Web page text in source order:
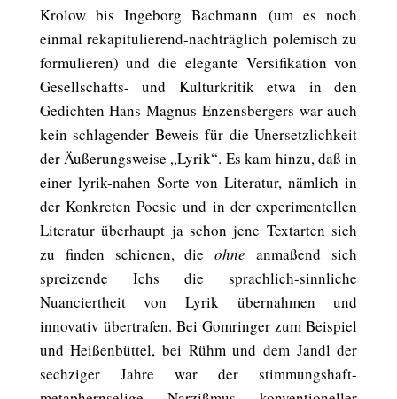
Krolow bis Ingeborg Bachmann (um es noch
einmal rekapitulierend-nachträglich polemisch zu
formulieren) und die elegante Versifikation von
Gesellschafts- und Kulturkritik etwa in den
Gedichten Hans Magnus Enzensbergers war auch
kein schlagender Beweis für die Unersetzlichkeit
der Äußerungsweise „Lyrik“. Es kam hinzu, daß in
einer lyrik-nahen Sorte von Literatur, nämlich in
der Konkreten Poesie und in der experimentellen
Literatur überhaupt ja schon jene Textarten sich
zu finden schienen, dieohneanmaßend sich
spreizende Ichs die sprachlich-sinnliche
Nuanciertheit von Lyrik übernahmen und
innovativ übertrafen. Bei Gomringer zum Beispiel
und Heißenbüttel, bei Rühm und dem Jandl der
sechziger Jahre war der stimmungshaft-